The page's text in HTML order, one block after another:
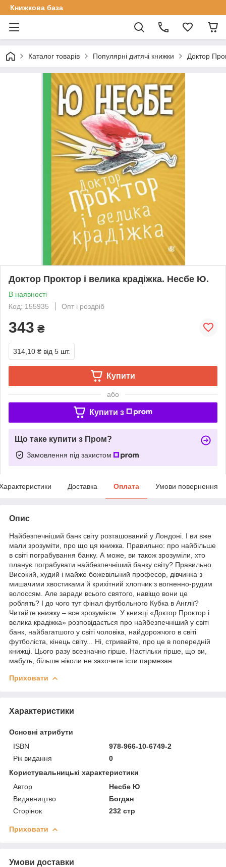
Книжкова база
Каталог товарів Популярні дитячі книжки Доктор
Доктор Проктор і велика крадіжка. Несбе Ю.
В наявності
Код: 155935
Опт і роздріб
343 ₴
314,10 ₴ від 5 шт.
Купити
або
Купити з
Що таке купити з Пром?
Замовлення під захистом
Доставка Оплата Умови повернення
Опис
Найбезпечніший банк світу розташований у Лондоні. І ви вже
мали зрозуміти, про що ця книжка. Правильно: про найбільше
в світі пограбування банку. А може, ви також зрозуміли, хто
планує пограбувати найбезпечніший банку світу? Правильно.
Високий, худий і майже божевільний професор, дівчинка з
мишачими хвостиками й крихітний хлопчик з вогненно-рудим
волоссям. Але заради всього святого, навіщо вони це
роблять? І до чого тут фінал футбольного Кубка в Англії?
Читайте книжку – все зрозумієте. У книжці «Доктор Проктор і
велика крадіжка» розповідається про найбезпечніший у світі
банк, найбагатшого у світі чоловіка, найдорожчого в світі
футболіста, кінець світу... Ні, стривайте, про це в попередній
книжці. Цього разу всезначно гірше. Настільки гірше, що ви,
мабуть, більше ніколи не захочете їсти пармезан.
Приховати
Характеристики
Основні атрибути
ISBN
978-966-10-6749-2
Рік видання
0
Користувальницькі характеристики
Автор
Несбе Ю
Видавництво
Богдан
Сторінок
232 стр
Приховати
Умови доставки